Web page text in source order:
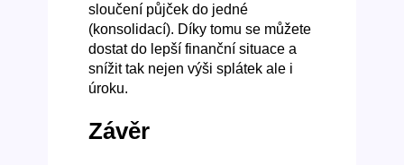
sloučení půjček do jedné
(konsolidací). Díky tomu se můžete
dostat do lepší finanční situace a
snížit tak nejen výši splátek ale i
úroku.
Závěr